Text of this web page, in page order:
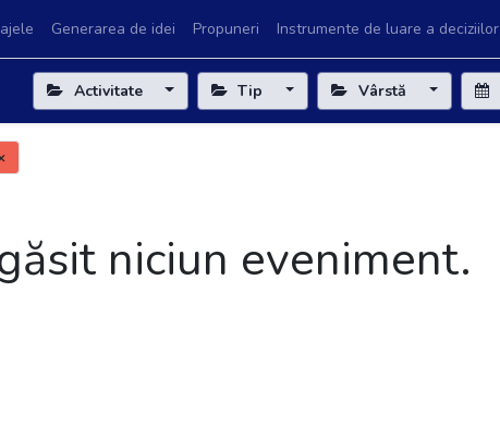
Generarea de idei Propuneri Instrumente de luare a deciziilor
Activitate Tip Vârstă
niciun eveniment.